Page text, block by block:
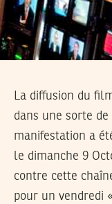
La diffusion du
dans une sorte
manifestation a
le dimanche 9
contre cette
pour un vendredi